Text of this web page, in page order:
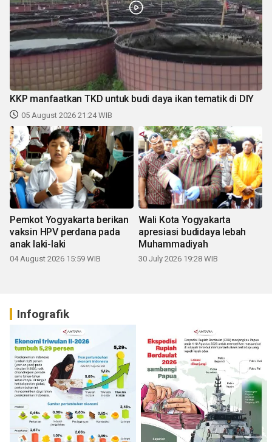
KKP manfaatkan TKD untuk budi daya ikan tematik di DIY
05 August 2026 21:24 WIB
Pemkot Yogyakarta berikan
vaksin HPV perdana pada
anak laki-laki
04 August 2026 15:59 WIB
Wali Kota Yogyakarta
apresiasi budidaya lebah
Muhammadiyah
30 July 2026 19:28 WIB
Infografik